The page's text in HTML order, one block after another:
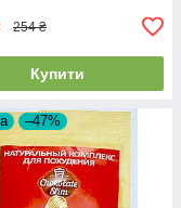
254 ₴
Купити
–47%